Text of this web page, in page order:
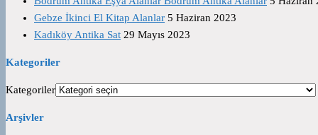
Gebze İkinci El Kitap Alanlar 5 Haziran 2023
Kadıköy Antika Sat 29 Mayıs 2023
Kategoriler
Kategoriler
Arşivler